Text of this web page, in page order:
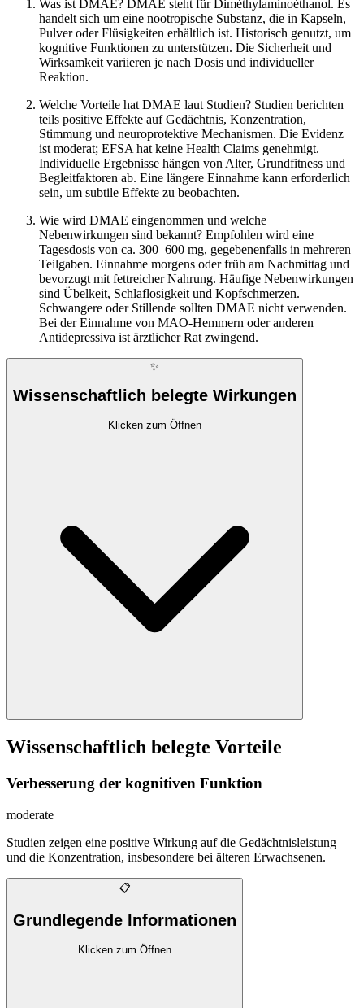
Was ist DMAE? DMAE steht für Diméthylaminoéthanol. Es
handelt sich um eine nootropische Substanz, die in Kapseln,
Pulver oder Flüsigkeiten erhältlich ist. Historisch genutzt, um
kognitive Funktionen zu unterstützen. Die Sicherheit und
Wirksamkeit variieren je nach Dosis und individueller
Reaktion.
Welche Vorteile hat DMAE laut Studien? Studien berichten
teils positive Effekte auf Gedächtnis, Konzentration,
Stimmung und neuroprotektive Mechanismen. Die Evidenz
ist moderat; EFSA hat keine Health Claims genehmigt.
Individuelle Ergebnisse hängen von Alter, Grundfitness und
Begleitfaktoren ab. Eine längere Einnahme kann erforderlich
sein, um subtile Effekte zu beobachten.
Wie wird DMAE eingenommen und welche
Nebenwirkungen sind bekannt? Empfohlen wird eine
Tagesdosis von ca. 300–600 mg, gegebenenfalls in mehreren
Teilgaben. Einnahme morgens oder früh am Nachmittag und
bevorzugt mit fettreicher Nahrung. Häufige Nebenwirkungen
sind Übelkeit, Schlaflosigkeit und Kopfschmerzen.
Schwangere oder Stillende sollten DMAE nicht verwenden.
Bei der Einnahme von MAO-Hemmern oder anderen
Antidepressiva ist ärztlicher Rat zwingend.
✨
Wissenschaftlich belegte Wirkungen
Klicken zum Öffnen
Wissenschaftlich belegte Vorteile
Verbesserung der kognitiven Funktion
moderate
Studien zeigen eine positive Wirkung auf die Gedächtnisleistung
und die Konzentration, insbesondere bei älteren Erwachsenen.
📋
Grundlegende Informationen
Klicken zum Öffnen